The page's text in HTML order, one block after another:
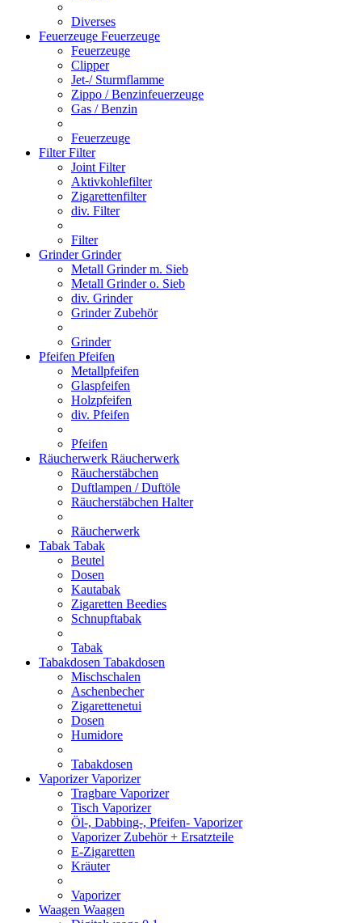
Diverses
Feuerzeuge Feuerzeuge
Feuerzeuge
Clipper
Jet-/ Sturmflamme
Zippo / Benzinfeuerzeuge
Gas / Benzin
Feuerzeuge
FilterFilter
Joint Filter
Aktivkohlefilter
Zigarettenfilter
div. Filter
Filter
GrinderGrinder
Metall Grinder m. Sieb
Metall Grinder o. Sieb
div. Grinder
Grinder Zubehör
Grinder
Pfeifen Pfeifen
Metallpfeifen
Glaspfeifen
Holzpfeifen
div. Pfeifen
Pfeifen
Räucherwerk Räucherwerk
Räucherstäbchen
Duftlampen / Duftöle
Räucherstäbchen Halter
Räucherwerk
Tabak Tabak
Beutel
Dosen
Kautabak
Zigaretten Beedies
Schnupftabak
Tabak
Tabakdosen Tabakdosen
Mischschalen
Aschenbecher
Zigarettenetui
Dosen
Humidore
Tabakdosen
VaporizerVaporizer
Tragbare Vaporizer
Tisch Vaporizer
Öl-, Dabbing-, Pfeifen- Vaporizer
Vaporizer Zubehör + Ersatzteile
E-Zigaretten
Kräuter
Vaporizer
Waagen Waagen